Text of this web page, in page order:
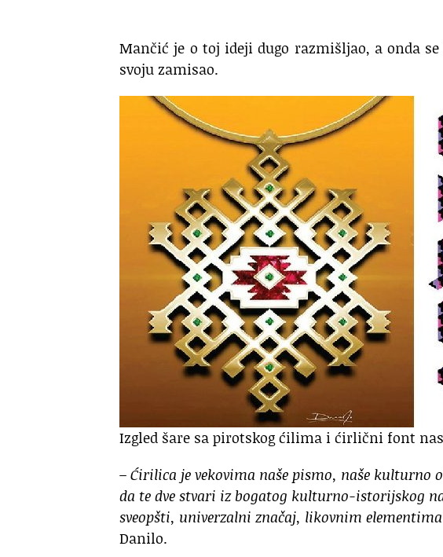
Mančić je o toj ideji dugo razmišljao, a onda
svoju zamisao.
Izgled šare sa pirotskog ćilima i ćirlični font
– Ćirilica je vekovima naše pismo, naše kulturno
da te dve stvari iz bogatog kulturno-istorijskog
sveopšti, univerzalni značaj, likovnim
Danilo.